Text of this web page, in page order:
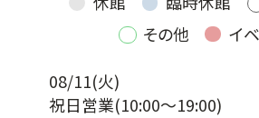
その他
イ
祝日営業(10:00～19:00)
08/11(火)